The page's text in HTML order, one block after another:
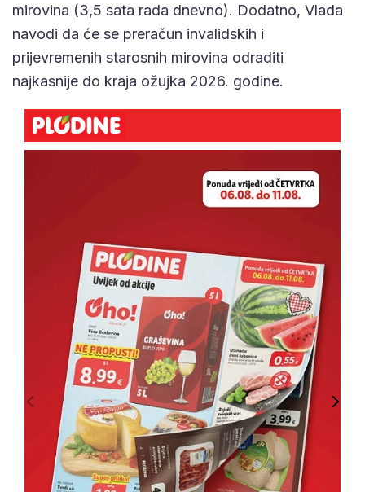
mirovina (3,5 sata rada dnevno). Dodatno, Vlada
navodi da će se preračun invalidskih i
prijevremenih starosnih mirovina odraditi
najkasnije do kraja ožujka 2026. godine.